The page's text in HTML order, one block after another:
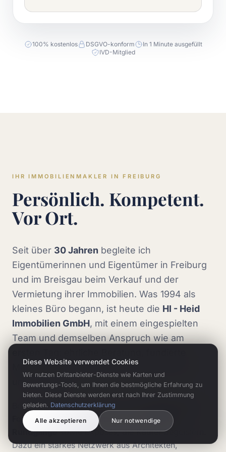
100% kostenlos DSGVO-konform
In 1 Minute ausgefüllt
IVD-Mitglied
IHR IMMOBILIENMAKLER IN FREIBURG
Persönlich. Kompetent.
Vor Ort.
Seit über 30 Jahren begleite ich
Eigentümerinnen und Eigentümer in Freiburg
und im Breisgau beim Verkauf und der
Vermietung ihrer Immobilien. Was 1994 als
kleines Büro begann, ist heute die HI - Heid
Immobilien GmbH, mit einem eingespielten
Team und demselben Anspruch wie am
Marktkenntnis und echte Leidenschaft für
unsere Region.
Bei jeder Immobilie setzen wir auf
Fotografie, Drohnenaufnahmen und 360°-
Rundgängesowie Exposés, die Käufer begeistern.
Dazu ein starkes Netzwerk aus Architekten,
Diese Website verwendet Cookies
Wir nutzen Drittanbieter-Dienste wie Karten und
Bewertungs-Tools, um Ihnen die bestmögliche Erfahrung zu
bieten. Diese Dienste werden erst nach Ihrer Zustimmung
geladen. Datenschutzerklärung
Alle akzeptieren Nur notwendige